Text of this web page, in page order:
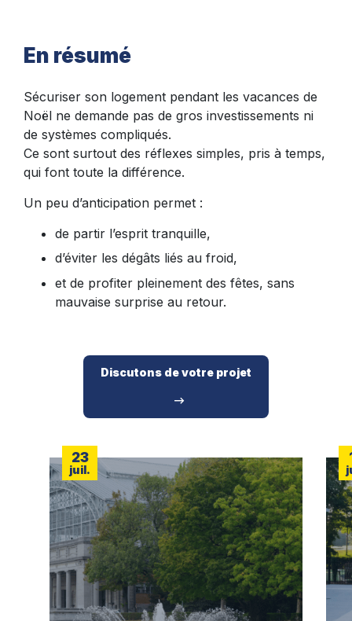
En résumé
Sécuriser son logement pendant les vacances de
Noël ne demande pas de gros investissements ni
de systèmes compliqués.
Ce sont surtout des réflexes simples, pris à temps,
qui font toute la différence.
Un peu d’anticipation permet :
de partir l’esprit tranquille,
d’éviter les dégâts liés au froid,
et de profiter pleinement des fêtes, sans
mauvaise surprise au retour.
Discutons de votre projet
23
juil.